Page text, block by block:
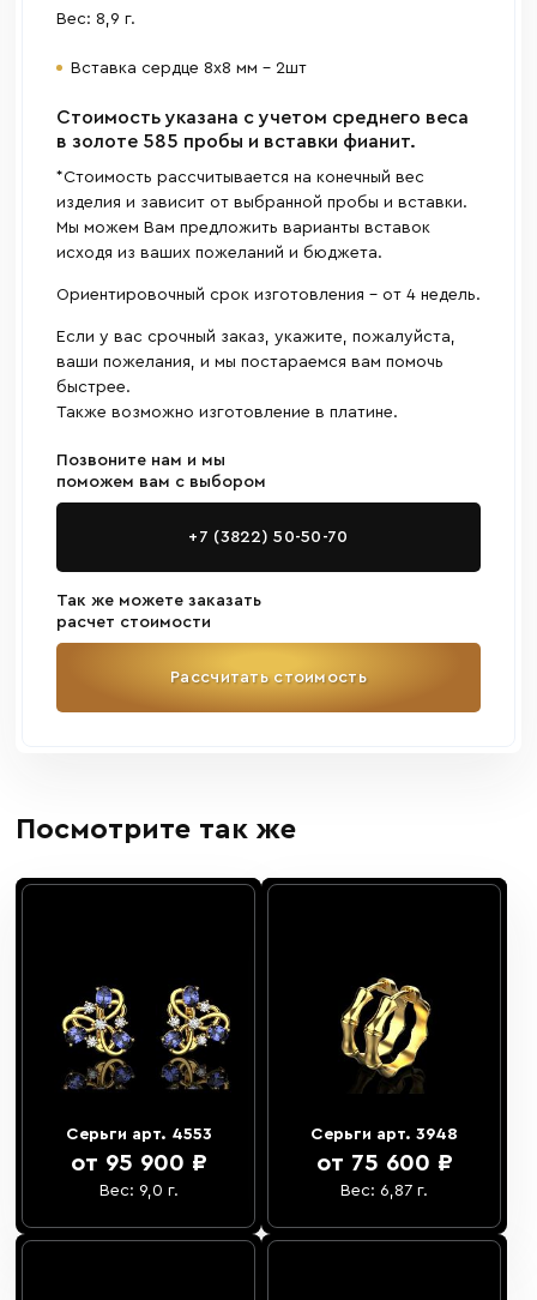
Вес: 8,9 г.
Вставка сердце 8х8 мм – 2шт
Cтоимость указана с учетом среднего веса
в золоте 585 пробы и вставки фианит.
*Стоимость рассчитывается на конечный вес
изделия и зависит от выбранной пробы и вставки.
Мы можем Вам предложить варианты вставок
исходя из ваших пожеланий и бюджета.
Ориентировочный срок изготовления - от 4 недель.
Если у вас срочный заказ, укажите, пожалуйста,
ваши пожелания, и мы постараемся вам помочь
быстрее.
Также возможно изготовление в платине.
Позвоните нам и мы
поможем вам с выбором
+7 (3822) 50-50-70
Так же можете заказать
расчет стоимости
Рассчитать стоимость
Посмотрите так же
Серьги арт. 4553
от 95 900 ₽
Вес: 9,0 г.
Серьги арт. 3948
от 75 600 ₽
Вес: 6,87 г.